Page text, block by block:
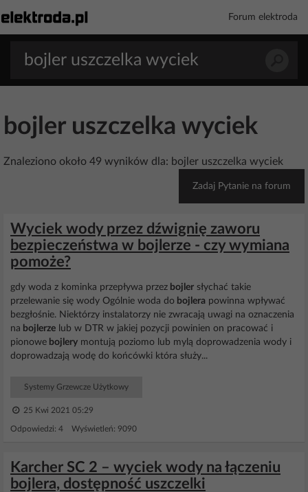
Forum elektroda
bojler uszczelka wyciek
Znaleziono około 49 wyników dla: bojler uszczelka wyciek
Zadaj Pytanie na forum
Wyciek wody przez dźwignię zaworu
bezpieczeństwa w bojlerze - czy wymiana
pomoże?
gdy woda z kominka przepływa przez bojler słychać takie
przelewanie się wody Ogólnie woda do bojlera powinna wpływać
bezgłośnie. Niektórzy instalatorzy nie zwracają uwagi na oznaczenia
na bojlerze lub w DTR w jakiej pozycji powinien on pracować i
pionowe bojlery montują poziomo lub mylą doprowadzenia wody i
doprowadzają wodę do końcówki która służy...
Systemy Grzewcze Użytkowy
25 Kwi 2021 05:29
Odpowiedzi: 4 Wyświetleń: 9090
Karcher SC 2 – wyciek wody na łączeniu
bojlera, dostępność uszczelki